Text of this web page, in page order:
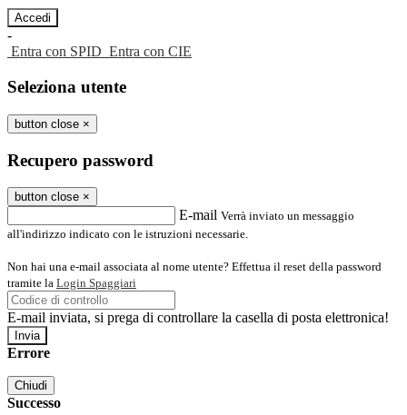
-
Entra con SPID Entra con CIE
Seleziona utente
button close ×
Recupero password
button close ×
E-mail Verrà inviato un messaggio
all'indirizzo indicato con le istruzioni necessarie.
Non hai una e-mail associata al nome utente? Effettua il reset della password
tramite la Login Spaggiari
E-mail inviata, si prega di controllare la casella di posta elettronica!
Errore
Chiudi
Successo